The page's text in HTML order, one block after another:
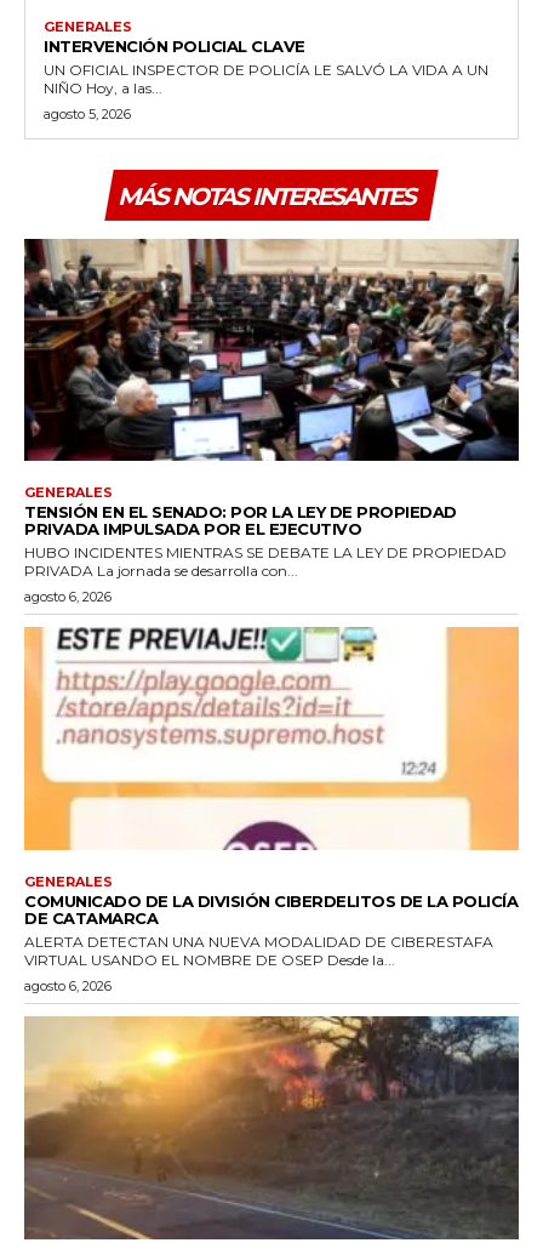
GENERALES
INTERVENCIÓN POLICIAL CLAVE
UN OFICIAL INSPECTOR DE POLICÍA LE SALVÓ LA VIDA A UN
NIÑO Hoy, a las...
agosto 5, 2026
MÁS NOTAS INTERESANTES
GENERALES
TENSIÓN EN EL SENADO: POR LA LEY DE PROPIEDAD
PRIVADA IMPULSADA POR EL EJECUTIVO
HUBO INCIDENTES MIENTRAS SE DEBATE LA LEY DE PROPIEDAD
PRIVADA La jornada se desarrolla con...
agosto 6, 2026
GENERALES
COMUNICADO DE LA DIVISIÓN CIBERDELITOS DE LA POLICÍA
DE CATAMARCA
ALERTA DETECTAN UNA NUEVA MODALIDAD DE CIBERESTAFA
VIRTUAL USANDO EL NOMBRE DE OSEP Desde la...
agosto 6, 2026